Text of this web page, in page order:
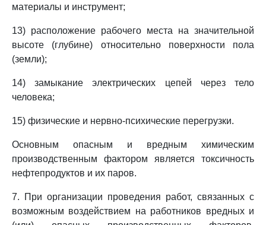
материалы и инструмент;
13) расположение рабочего места на значительной
высоте (глубине) относительно поверхности пола
(земли);
14) замыкание электрических цепей через тело
человека;
15) физические и нервно-психические перегрузки.
Основным опасным и вредным химическим
производственным фактором является токсичность
нефтепродуктов и их паров.
7. При организации проведения работ, связанных с
возможным воздействием на работников вредных и